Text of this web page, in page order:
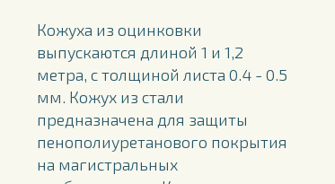
Кожуха из оцинковки
выпускаются длиной 1 и 1,2
метра, с толщиной листа 0.4 - 0.5
мм. Кожух из стали
предназначена для защиты
пенополиуретанового покрытия
на магистральных